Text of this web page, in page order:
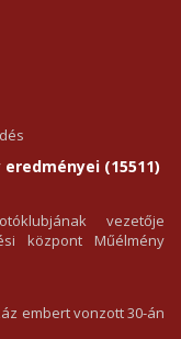
(15511)
vezetője
központ Műélmény
embert vonzott 30-án